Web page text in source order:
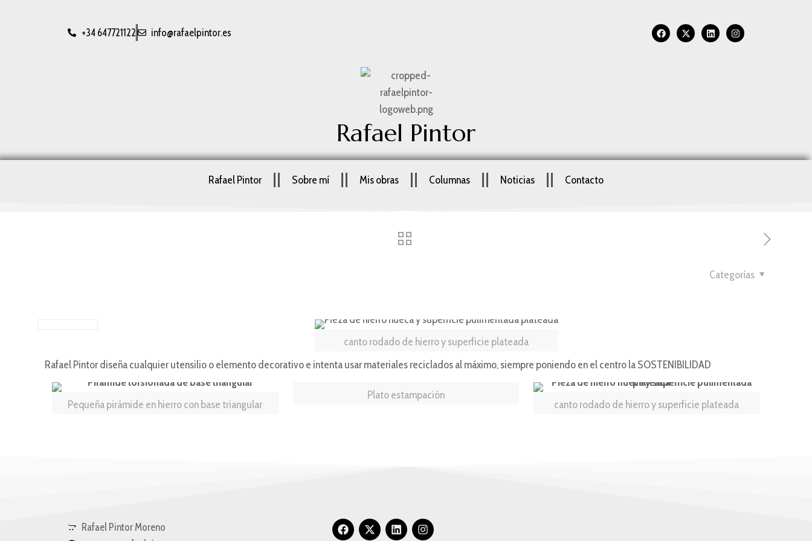
+34 647721122 info@rafaelpintor.es
Rafael Pintor
Rafael Pintor Sobre mí Mis obras Columnas Noticias Contacto
Categorías
canto rodado de hierro y superficie plateada
Rafael Pintor diseña cualquier utensilio o elemento decorativo e intenta usar materiales reciclados al máximo, siempre poniendo en el centro la SOSTENIBILIDAD
Pequeña pirámide en hierro con base triangular
Plato estampación
canto rodado de hierro y superficie plateada
Rafael Pintor Moreno